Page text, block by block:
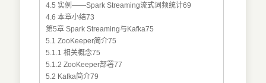
4.5 实例——Spark Streaming流式词频统计69
4.6 本章小结73
第5章 Spark Streaming与Kafka75
5.1 ZooKeeper简介75
5.1.1 相关概念75
5.1.2 ZooKeeper部署77
5.2 Kafka简介79